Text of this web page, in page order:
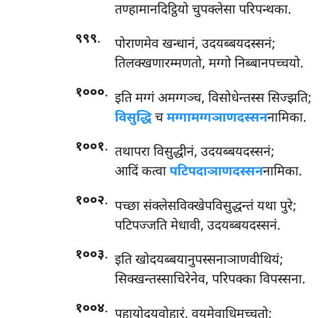
तण्हामानदिट्ठियो चुपक्लेसा परिपन्थका.
९९९.
पोराणमेव खन्धानं, उदयब्बयदस्सनं;
तिलक्खणारम्मणतो, मग्गो निब्बानपच्चयो.
१०००. इतिमग्गं अमग्गञ्च, विसोधेन्तस्स सिज्झति;
विसुद्धिचमग्गामग्गञाणदस्सननामिका.
१००१. तथापराविसुद्धीनं, उदयब्बयदस्सनं;
आदिं कत्वापटिपदाञाणदस्सननामिका.
१००२. पच्छा संक्लेसविक्खेपविसुद्धन्तं यथा पुरे;
पटिपज्जति मेधावी, उदयब्बयदस्सनं.
१००३. इति खोदयब्बयानुपस्सनाञाणवीथियं;
सिक्खन्तस्साचिरेनेव, परिपक्का विपस्सना.
१००४.